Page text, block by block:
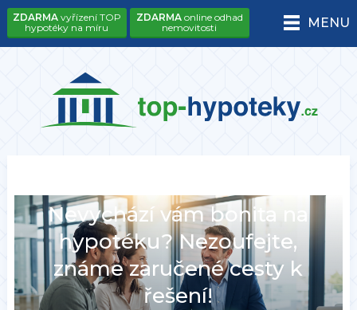
MENU
ZDARMAvyřízení TOP
hypotéky na míru
ZDARMAonline odhad
nemovitosti
Nevychází vám bonita na
hypotéku? Nezoufejte,
známe zaručené cesty k
řešení!